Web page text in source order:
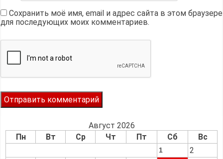
Сохранить моё имя, email и адрес сайта в этом браузере
для последующих моих комментариев.
Август 2026
Пн
Вт Ср Чт Пт Сб Вс
1
2